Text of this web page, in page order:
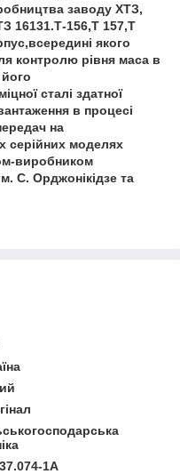
заводу ХТЗ,
16131.Т-156,Т 157,Т
якого
контролю рівня маса в
його
сталі здатної
в процесі
на
серійних моделях
виробником
С. Орджонікідзе та
1А